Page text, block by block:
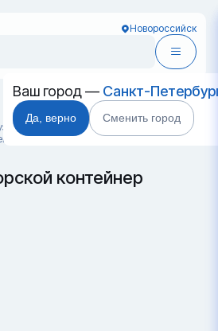
Новороссийск
Ваш город — Санкт-
Да, верно Сменить город
морские контейнеры
PCIU 884741-3
контейнер